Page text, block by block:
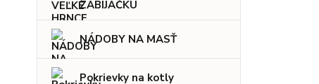
ZABÍJAČKU
NÁDOBY NA MASŤ
Pokrievky na kotly